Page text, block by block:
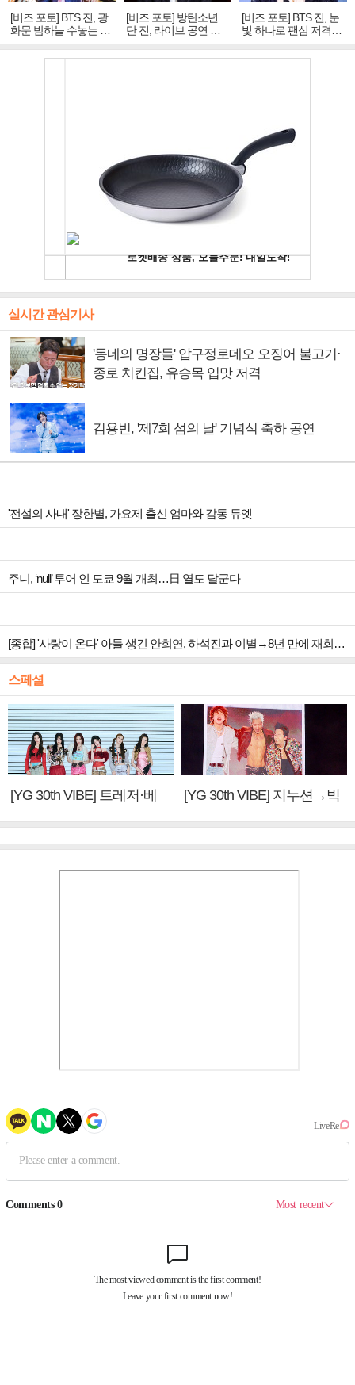
[비즈 포토] BTS 진, 광
화문 밤하늘 수놓는 '비
주얼 킹'의 열창
[비즈 포토] 방탄소년
단 진, 라이브 공연 중
빛나는 독보적 아우라
[비즈 포토] BTS 진, 눈
빛 하나로 팬심 저격…
독보적 카리스마
실시간 관심기사
'동네의 명장들' 압구정로데오 오징어 불고기·
종로 치킨집, 유승목 입맛 저격
김용빈, '제7회 섬의 날' 기념식 축하 공연
'전설의 사내' 장한별, 가요제 출신 엄마와 감동 듀엣
주니, ‘null’ 투어 인 도쿄 9월 개최…日 열도 달군다
[종합] '사랑이 온다' 아들 생긴 안희연, 하석진과 이별→8년 만에 재회…5회 박유나 상견례 예고
스페셜
[YG 30th VIBE] 트레저·베
[YG 30th VIBE] 지누션→빅